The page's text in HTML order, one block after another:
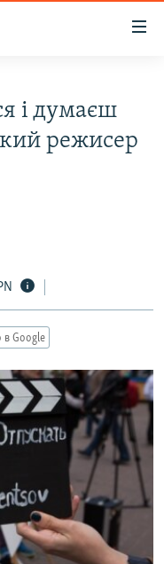
і думаєш
режисер
в Google